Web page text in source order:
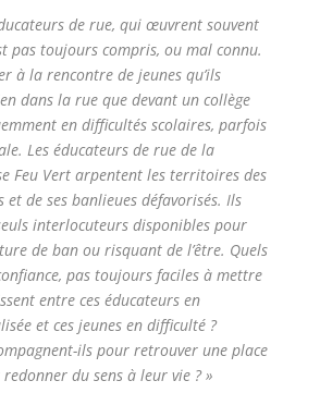
de rue, qui œuvrent souvent
pas toujours compris, ou mal connu.
à la rencontre de jeunes qu’ils
dans la rue que devant un collège
en difficultés scolaires, parfois
Les éducateurs de rue de la
Feu Vert arpentent les territoires des
de ses banlieues défavorisés. Ils
interlocuteurs disponibles pour
de ban ou risquant de l’être. Quels
pas toujours faciles à mettre
entre ces éducateurs en
et ces jeunes en difficulté ?
ils pour retrouver une place
du sens à leur vie ?»